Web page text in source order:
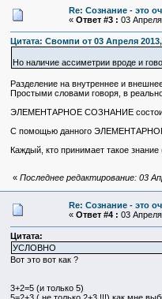
Re: Сознание - это
« Ответ #3 : 03
Цитата: Свомпи от 03 Апреля
Но наличие ассиметрии вроде и
Разделение на внутреннее и
Простыми словами говоря, в
ЭЛЕМЕНТАРНОЕ СОЗНАНИЕ состоит
С помощью данного
Каждый, кто принимает такое
« Последнее редактирование: 03
Re: Сознание - это
« Ответ #4 : 03
Цитата:
УСЛОВНО
Вот это вот как ?
3+2=5 (и только 5)